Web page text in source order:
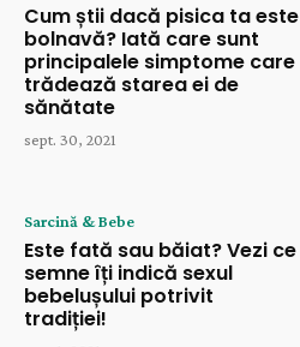
Cum știi dacă pisica ta este
bolnavă? Iată care sunt
principalele simptome care
trădează starea ei de
sănătate
sept. 30, 2021
Sarcină & Bebe
Este fată sau băiat? Vezi ce
semne îți indică sexul
bebelușului potrivit
tradiției!